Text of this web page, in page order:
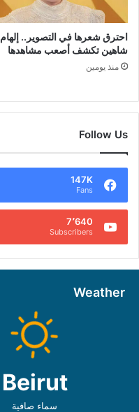
احترق شعرها في التصوير.. إلهام
شاهين تكشف أصعب مشاهدها
منذ يومين
Follow Us
147K
Fans
7٬640
Subscribers
Weather
Beirut
سماء صافية